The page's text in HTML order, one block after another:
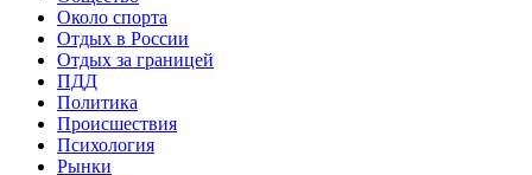
Около спорта
Отдых в России
Отдых за границей
ПДД
Политика
Происшествия
Психология
Рынки